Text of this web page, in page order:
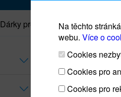
Dárky pro život
Na těchto
webu. Více o
Cookies
Cookies pro
Cookies pro